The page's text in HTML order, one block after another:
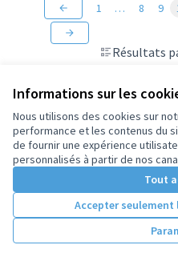
Informations sur les
Nous utilisons des cookies sur
performance et les contenus du
de fournir une expérience
personnalisés à partir de nos
Tout
Accepter seulement
Résultats
1 … 8 9
Conditions d'utilisation
Paramètres des cookies
(Lien externe)Open Source Politics
Decidim
.